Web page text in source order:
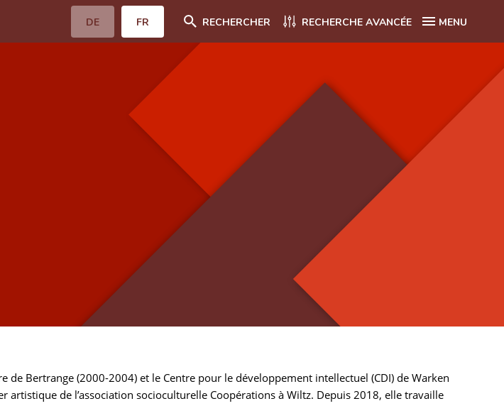
DE FR RECHERCHER RECHERCHE AVANCÉE MENU
de Bertrange (2000-2004) et le Centre pour le développement intellectuel (CDI) de Warken
artistique de l’association socioculturelle Coopérations à Wiltz. Depuis 2018, elle travaille